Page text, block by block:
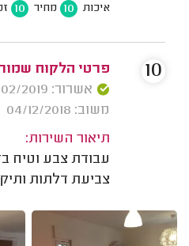
איכות 10 מחיר 10
פרטי הלקוח
אשרור: 04/02/2019
משוב: 04/12/2018
תיאור השירות:
צביעת דלתות
10